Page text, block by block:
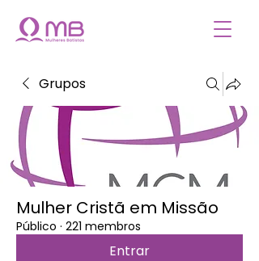
Grupos
Mulher Cristã em Missão
Público · 221 membros
Entrar